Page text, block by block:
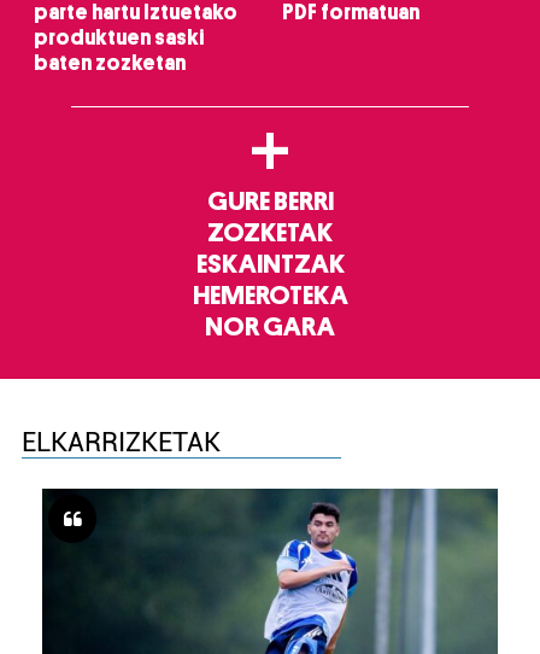
parte hartu Iztuetako
produktuen saski
baten zozketan
PDF formatuan
+
GURE BERRI
ZOZKETAK
ESKAINTZAK
HEMEROTEKA
NOR GARA
ELKARRIZKETAK